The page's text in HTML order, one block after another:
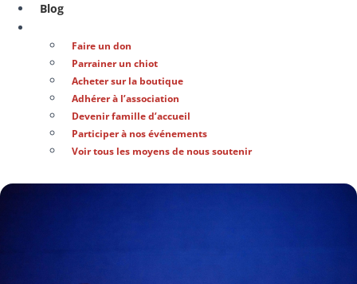
Blog
Faire un don
Parrainer un chiot
Acheter sur la boutique
Adhérer à l’association
Devenir famille d’accueil
Participer à nos événements
Voir tous les moyens de nous soutenir